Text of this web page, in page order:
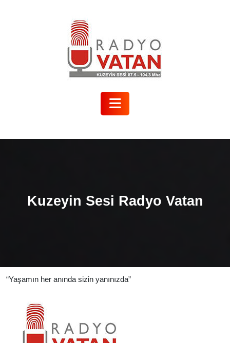
Open
Button
Kuzeyin Sesi Radyo Vatan
“Yaşamın her anında sizin yanınızda”